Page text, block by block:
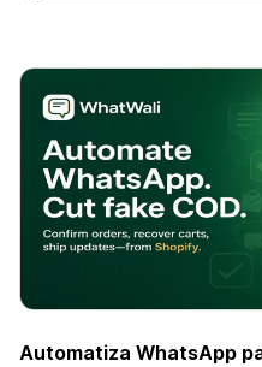
Automatiza WhatsApp